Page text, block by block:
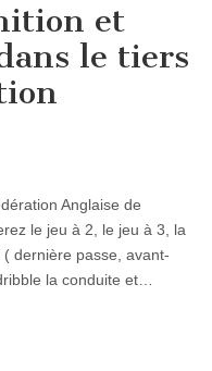
et
le tiers
Anglaise de
le jeu à 2, le jeu à 3, la
dernière passe, avant-
la conduite et…